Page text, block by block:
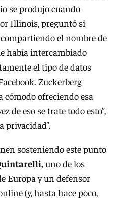
se produjo cuando
Illinois, preguntó si
el nombre de
había intercambiado
el tipo de datos
Zuckerberg
ofreciendo esa
de eso se trate todo esto”,
privacidad”.
sosteniendo este punto
uno de los
Europa y un defensor
(y, hasta hace poco,